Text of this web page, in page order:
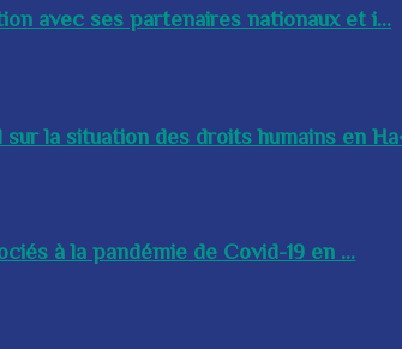
avec ses partenaires nationaux et i...
la situation des droits humains en
à la pandémie de Covid-19 en ...